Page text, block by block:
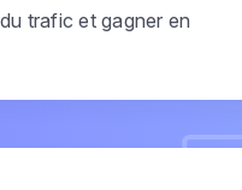
trafic et gagner en